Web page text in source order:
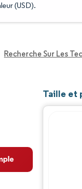
(USD).
Recherche Sur Les
Taille et